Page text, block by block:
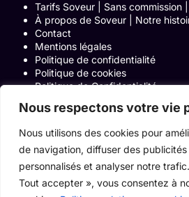
Nous respectons votre vie
Nous utilisons des cookies pour
de navigation, diffuser des
personnalisés et analyser notre
Tout accepter », vous consentez à
Tarifs Soveur | Sans commission
À propos de Soveur | Notre
Contact
Mentions légales
Politique de confidentialité
Politique de cookies
Politique de Confidentialité
Blog
Programme Affiliation
Conditions générales d’utilisation
ACCUEIL
Onglets Zone Affilié
Le Blog